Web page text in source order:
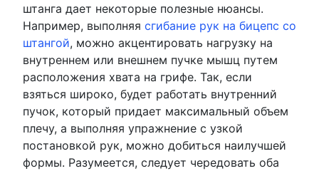
штанга дает некоторые полезные нюансы.
Например, выполняя сгибание рук на бицепс со
штангой, можно акцентировать нагрузку на
внутреннем или внешнем пучке мышц путем
расположения хвата на грифе. Так, если
взяться широко, будет работать внутренний
пучок, который придает максимальный объем
плечу, а выполняя упражнение с узкой
постановкой рук, можно добиться наилучшей
формы. Разумеется, следует чередовать оба